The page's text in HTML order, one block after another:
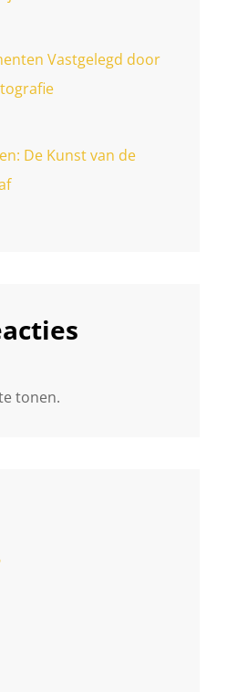
Vastgelegd door
De Kunst van de
tonen.